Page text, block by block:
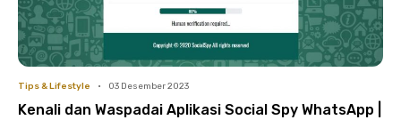
Tips & Lifestyle • 03 Desember 2023
Kenali dan Waspadai Aplikasi Social Spy WhatsApp |